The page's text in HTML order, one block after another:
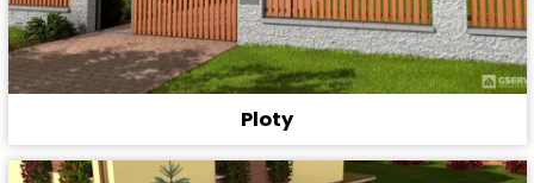
Ploty